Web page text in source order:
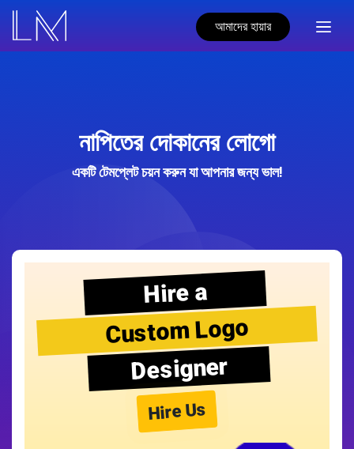
আমাদের হায়ার
নাপিতের দোকানের লোগো
একটি টেমপ্লেট চয়ন করুন যা আপনার জন্য ভাল!
Hire a
Custom Logo
Designer
Hire Us